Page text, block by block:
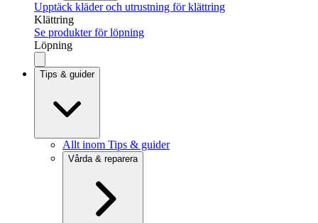
Upptäck kläder och utrustning för klättring
Klättring
Se produkter för löpning
Löpning
Tips & guider
Allt inom Tips & guider
Vårda & reparera